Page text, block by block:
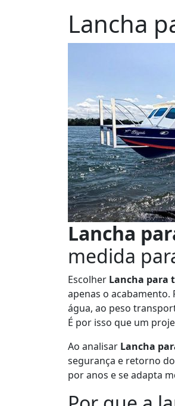
Lancha
Lancha
medida
Escolher Lancha para
apenas o acabamento.
água, ao peso
É por isso que um
Ao analisar Lancha
segurança e retorno
por anos e se adapta